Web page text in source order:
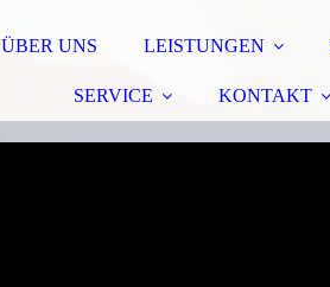
ÜBER UNS LEISTUNGEN
SERVICE KONTAKT